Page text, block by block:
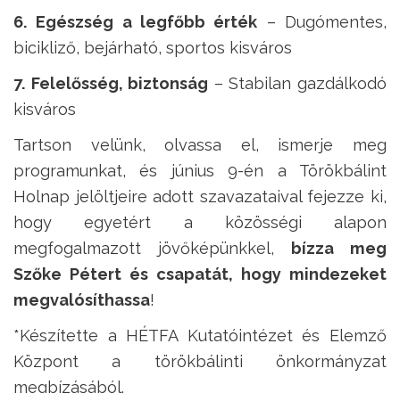
6. Egészség a legfőbb érték – Dugómentes,
bicikliző, bejárható, sportos kisváros
7. Felelősség, biztonság – Stabilan gazdálkodó
kisváros
Tartson velünk, olvassa el, ismerje meg
programunkat, és június 9-én a Törökbálint
Holnap jelöltjeire adott szavazataival fejezze ki,
hogy egyetért a közösségi alapon
megfogalmazott jövőképünkkel,
bízza meg
Szőke Pétert és csapatát, hogy mindezeket
megvalósíthassa!
*Készítette a HÉTFA Kutatóintézet és Elemző
Központ a törökbálinti önkormányzat
megbízásából.